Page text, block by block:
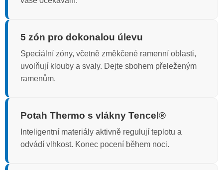
5 zón pro dokonalou úlevu
Speciální zóny, včetně změkčené ramenní oblasti,
uvolňují klouby a svaly. Dejte sbohem přeleženým
ramenům.
Potah Thermo s vlákny Tencel®
Inteligentní materiály aktivně regulují teplotu a
odvádí vlhkost. Konec pocení během noci.